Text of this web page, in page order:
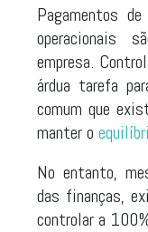
Pagamentos
operacionais
empresa.
árdua tarefa
comum que
manter o
No entanto,
das finanças,
controlar a